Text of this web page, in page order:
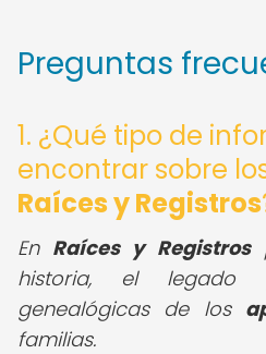
Preguntas
1. ¿Qué tipo de
encontrar sobre
Raíces y Registros
En Raíces y Registros
historia, el legado
genealógicas de los
familias.